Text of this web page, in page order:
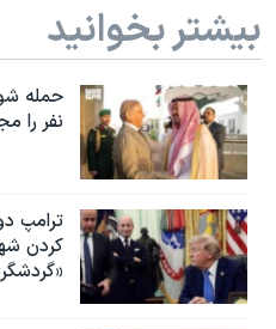
بیشتر بخوانید
نفر را
ترامپ
کردن